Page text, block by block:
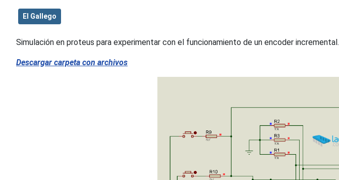
El Gallego
Simulación en proteus para experimentar con el funcionamiento de un encoder incremental.
Descargar carpeta con archivos